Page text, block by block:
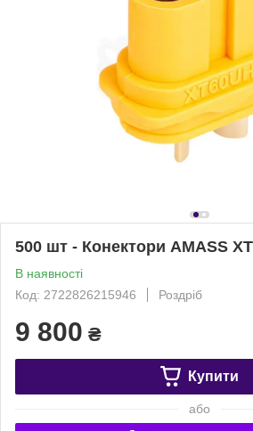
500 шт - Конектори AMASS
В наявності
Код: 2722826215946
Роздріб
9 800 ₴
Купити
або